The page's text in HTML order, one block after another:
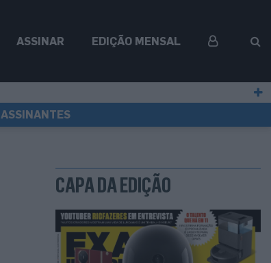
ASSINAR EDIÇÃO MENSAL
ASSINANTES
CAPA DA EDIÇÃO